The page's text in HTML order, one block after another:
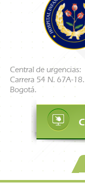
Central de urgencias:
Carrera 54 N. 67A-18.
Bogotá.